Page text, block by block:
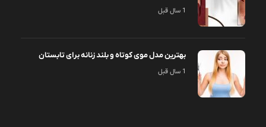
1 سال قبل
بهترین مدل موی کوتاه و بلند زنانه برای تابستان
1 سال قبل